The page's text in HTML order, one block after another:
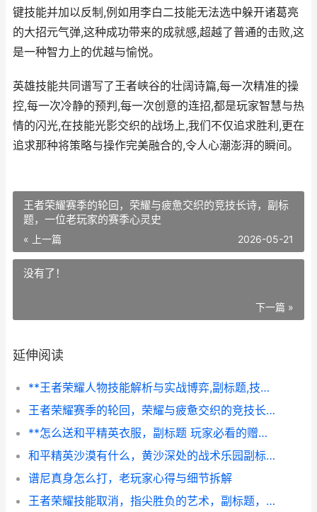
键技能并加以反制,例如用李白二技能无法选中躲开诸葛亮
的大招元气弹,这种成功带来的成就感,超越了普通的击败,这
是一种智力上的优越与愉悦。
英雄技能共同谱写了王者峡谷的壮阔诗篇,每一次精准的操
控,每一次冷静的预判,每一次创意的连招,都是玩家智慧与热
情的闪光,在技能光影交织的战场上,我们不仅追求胜利,更在
追求那种将策略与操作完美融合的,令人心潮澎湃的瞬间。
王者荣耀赛季的轮回，荣耀与疲惫交织的竞技长诗，副标
题，一位老玩家的赛季心灵史
« 上一篇 2026-05-21
没有了！
下一篇 »
延伸阅读
**王者荣耀人物技能解析与实战博弈,副标题,技能机制中的策略美学**
王者荣耀赛季的轮回，荣耀与疲惫交织的竞技长诗，副标题，一位老玩家的赛季心灵史
**怎么送和平精英衣服，副标题 玩家必看的赠礼实战指南**
和平精英沙漠有什么，黄沙深处的战术乐园副标题
谱尼真身怎么打，老玩家心得与细节拆解
王者荣耀技能取消，指尖胜负的艺术，副标题，微操背后的战略博弈